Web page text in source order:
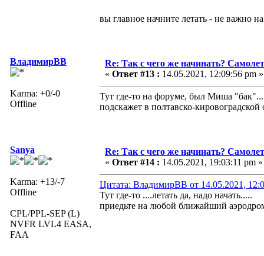
вы главное начните летать - не важно
ВладимирВВ
Karma: +0/-0
Offline
Re: Так с чего же начинать?
« Ответ #13 : 14.05.2021, 12:09:56 pm »
Тут где-то на форуме, был Миша
подскажет в полтавско-кировоградской
Sanya
Karma: +13/-7
Offline
CPL/PPL-SEP (L)
NVFR LVL4 EASA,
FAA
Re: Так с чего же начинать?
« Ответ #14 : 14.05.2021, 19:03:11 pm »
Цитата: ВладимирВВ от 14.05.2021,
Тут где-то ....летать да, надо начать.....
приедьте на любой ближайший